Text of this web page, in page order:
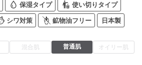
保湿タイプ 使い切りタイプ
シワ対策 鉱物油フリー 日本製
混合肌 普通肌 オイリー肌